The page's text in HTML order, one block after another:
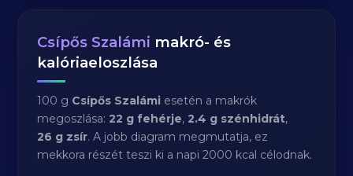
Csípős Szalámi makró- és
kalóriaeloszlása
100 g Csípős Szalámi esetén a makrók
megoszlása:22 g fehérje,2.4 g szénhidrát,
26 g zsír. A jobb diagram megmutatja, ez
mekkora részét teszi ki a napi 2000 kcal célodnak.